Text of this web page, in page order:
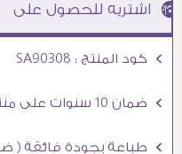
1046
Ö كود المنتج : SA90308
Ö ضمان 10 سنوات على منتجاتنا
Ö طباعة بجودة فائقة ( ضمان على الالوان )